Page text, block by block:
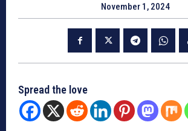
November 1, 2024
Spread the love